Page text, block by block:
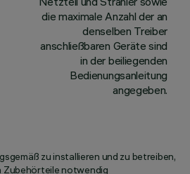
die maximale Anzahl der an
denselben Treiber
anschließbaren Geräte sind
in der beiliegenden
Bedienungsanleitung
angegeben.
zu installieren und zu betreiben,
Zubehörteile notwendig